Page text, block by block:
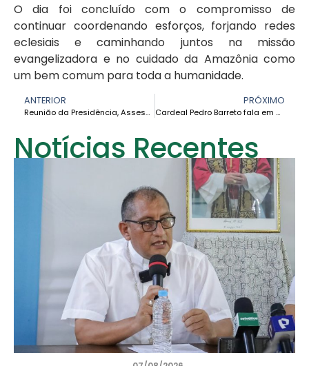
O dia foi concluído com o compromisso de
continuar coordenando esforços, forjando redes
eclesiais e caminhando juntos na missão
evangelizadora e no cuidado da Amazônia como
um bem comum para toda a humanidade.
ANTERIOR
Reunião da Presidência, Assessoria e Secretaria Executiva da CEAMA
PRÓXIMO
Cardeal Pedro Barreto fala em prol da justiça socioambiental perante líderes do G7
Notícias Recentes